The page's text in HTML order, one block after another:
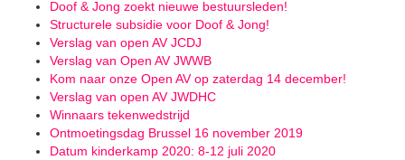
Doof & Jong zoekt nieuwe bestuursleden!
Structurele subsidie voor Doof & Jong!
Verslag van open AV JCDJ
Verslag van Open AV JWWB
Kom naar onze Open AV op zaterdag 14 december!
Verslag van open AV JWDHC
Winnaars tekenwedstrijd
Ontmoetingsdag Brussel 16 november 2019
Datum kinderkamp 2020: 8-12 juli 2020